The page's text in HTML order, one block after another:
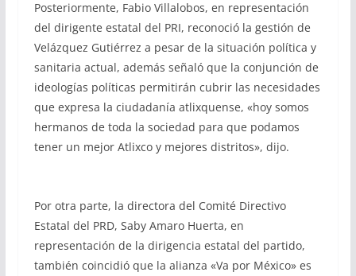
Posteriormente, Fabio Villalobos, en representación
del dirigente estatal del PRI, reconoció la gestión de
Velázquez Gutiérrez a pesar de la situación política y
sanitaria actual, además señaló que la conjunción de
ideologías políticas permitirán cubrir las necesidades
que expresa la ciudadanía atlixquense, «hoy somos
hermanos de toda la sociedad para que podamos
tener un mejor Atlixco y mejores distritos», dijo.
Por otra parte, la directora del Comité Directivo
Estatal del PRD, Saby Amaro Huerta, en
representación de la dirigencia estatal del partido,
también coincidió que la alianza «Va por México» es